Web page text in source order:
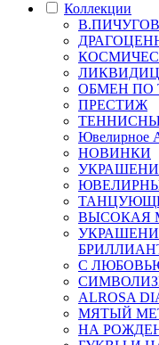
Коллекции
ОБМЕН ПО
ПРЕСТИЖ
Ювелирное
НОВИНКИ
ВЫСОКАЯ
С
ALROSA
МЯТЫЙ
НА